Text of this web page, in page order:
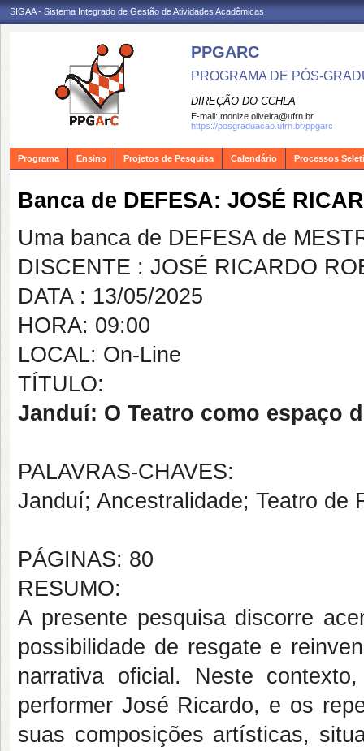
SIGAA - Sistema Integrado de Gestão de Atividades Acadêmicas
PPGARC
PROGRAMA DE PÓS-
DIREÇÃO DO CCHLA
E-mail: monize.oliveira@ufrn.br
https://posgraduacao.ufrn.br/ppgarc
Programa Ensino Projetos de Pesquisa Calendário Processos
Banca de DEFESA: JOSÉ
Uma banca de DEFESA de
DISCENTE : JOSÉ RICARDO
DATA : 13/05/2025
HORA: 09:00
LOCAL: On-Line
TÍTULO:
Janduí: O Teatro como espaço
PALAVRAS-CHAVES:
Janduí; Ancestralidade; Teatro de
PÁGINAS: 80
RESUMO:
A presente pesquisa discorre
possibilidade de resgate e
narrativa oficial. Neste
performer José Ricardo, e os
suas composições artísticas,